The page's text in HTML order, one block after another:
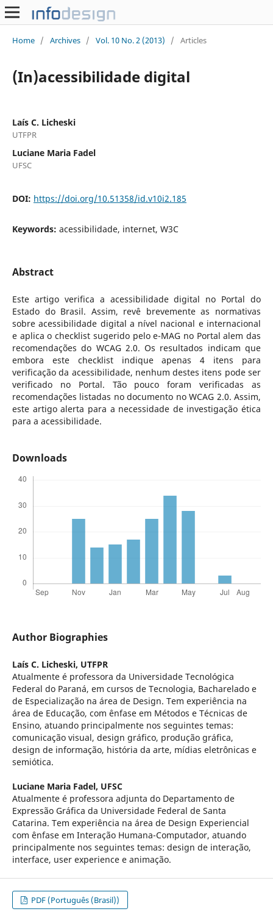
Home / Archives / Vol. 10 No. 2 (2013) / Articles
(In)acessibilidade digital
Laís C. Licheski
UTFPR
Luciane Maria Fadel
UFSC
DOI: https://doi.org/10.51358/id.v10i2.185
Keywords: acessibilidade, internet, W3C
Abstract
Este artigo verifica a acessibilidade digital no Portal do
Estado do Brasil. Assim, revê brevemente as normativas
sobre acessibilidade digital a nível nacional e internacional
e aplica o checklist sugerido pelo e-MAG no Portal alem das
recomendações do WCAG 2.0. Os resultados indicam que
embora este checklist indique apenas 4 itens para
verificação da acessibilidade, nenhum destes itens pode ser
verificado no Portal. Tão pouco foram verificadas as
recomendações listadas no documento no WCAG 2.0. Assim,
este artigo alerta para a necessidade de investigação ética
para a acessibilidade.
Downloads
Author Biographies
Laís C. Licheski, UTFPR
Atualmente é professora da Universidade Tecnológica
Federal do Paraná, em cursos de Tecnologia, Bacharelado e
de Especialização na área de Design. Tem experiência na
área de Educação, com ênfase em Métodos e Técnicas de
Ensino, atuando principalmente nos seguintes temas:
comunicação visual, design gráfico, produção gráfica,
design de informação, história da arte, mídias eletrônicas e
semiótica.
Luciane Maria Fadel, UFSC
Atualmente é professora adjunta do Departamento de
Expressão Gráfica da Universidade Federal de Santa
Catarina. Tem experiência na área de Design Experiencial
com ênfase em Interação Humana-Computador, atuando
principalmente nos seguintes temas: design de interação,
interface, user experience e animação.
PDF (Português (Brasil))